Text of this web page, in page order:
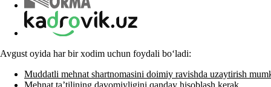
Avgust oyida har bir хodim uchun foydali boʻladi:
Muddatli mehnat shartnomasini doimiy ravishda uzaytirish